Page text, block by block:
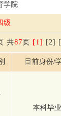
学院
级
共87页 [1] [2]
目前身份/
本科毕业